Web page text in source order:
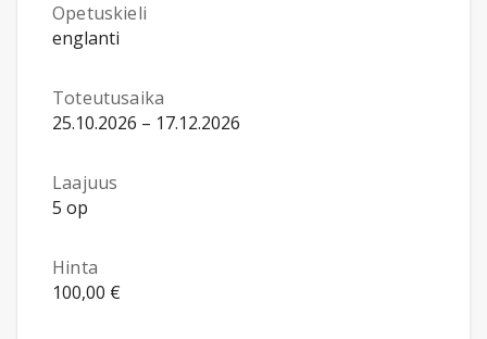
Opetuskieli
englanti
Toteutusaika
25.10.2026 – 17.12.2026
Laajuus
5 op
Hinta
100,00 €